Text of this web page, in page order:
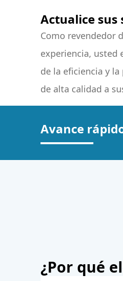
Actualice
Como revendedor
experiencia, usted
de la eficiencia y
de alta calidad a
es el
servicios de
llevar sus
Avance
¿Por qué